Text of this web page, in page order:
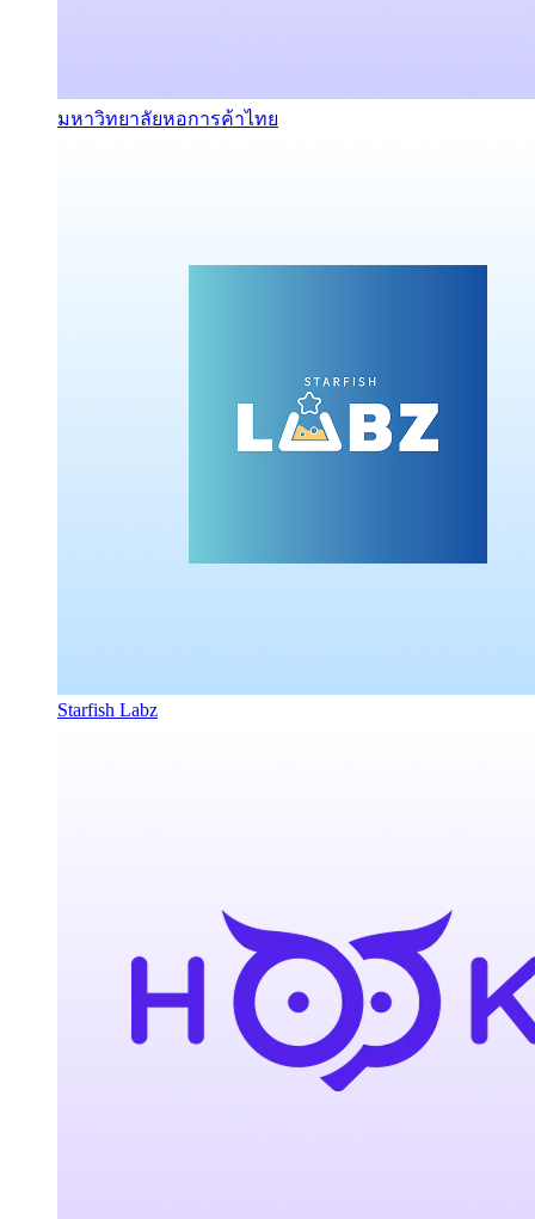
มหาวิทยาลัยหอการค้าไทย
Starfish Labz